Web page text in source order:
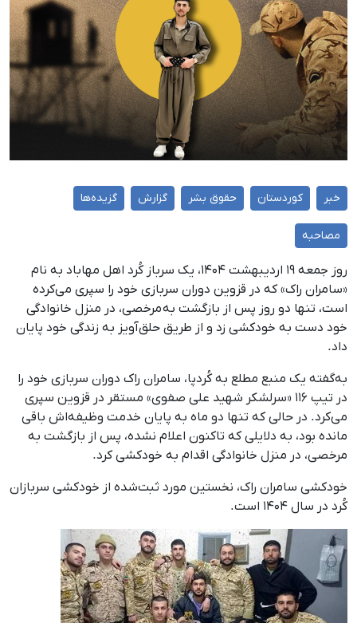
خبر کوردستان حقوق بشر گزارش گزیده‌ها
مصاحبه
روز جمعه ۱۹ اردیبهشت ۱۴۰۴، یک سرباز کُرد اهل مهاباد به نام
«سامران راک» که در قزوین دوران سربازی خود را سپری می‌کرده
است، تنها دو روز پس از بازگشت بە مرخصی، در منزل خانوادگی
خود دست به خودکشی زد و از طریق حلق‌آویز به زندگی خود پایان
داد.
به‌گفته یک منبع مطلع به کُردپا، سامران راک دوران سربازی خود را
در تیپ ۱۱۶ «سرلشکر شهید علی صفوی» مستقر در قزوین سپری
می‌کرد. در حالی که تنها دو ماه به پایان خدمت وظیفه‌اش باقی
مانده بود، به دلایلی که تاکنون اعلام نشده، پس از بازگشت بە
مرخصی، در منزل خانوادگی‌ اقدام به خودکشی کرد.
خودکشی سامران راک، نخستین مورد ثبت‌شده از خودکشی سربازان
کُرد در سال ۱۴۰۴ است.